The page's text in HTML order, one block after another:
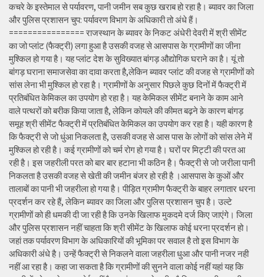
कचरे के इस्तेमाल से पर्यावरण, पानी जमीन सब कुछ खराब हो रहा है। ब्यावर का जिला
और पुलिस प्रशासन चुप: पर्यावरण विभाग के अधिकारी तो अंधे हैं।
================ राजस्थान के ब्यावर के निकट अंधेरी देवरी में श्री सीमेंट
का जो प्लांट (फैक्ट्री) लगा हुआ है उसकी वजह से आसपास के ग्रामीणों का जीना
मुश्किल हो गया है। यह प्लांट देश के सुविख्यात बांगड़ औद्योगिक घराने का है। यूं तो
बांगड़ घराना समाजसेवा का दावा करता है,लेकिन ब्यावर प्लांट की वजह से ग्रामीणों को
सांस लेना भी मुश्किल हो रहा है। ग्रामीणों के अनुसार पिछले कुछ दिनों में फैक्ट्री में
प्रतिबंधित केमिकल का उपयोग हो रहा है। यह केमिकल सीमेंट बनाने के काम आने
वाले पत्थरों को बरीक किया जाता है, लेकिन कोयले की कीमत बढ़ने के कारण बांगड़
समूह श्री सीमेंट फैक्ट्री में प्रतिबंधित केमिकल का उपयोग कर रहा है। यही कारण है
कि फैक्ट्री से जो धुंआ निकलता है, उसकी वजह से आस पास के लोगों को सांस लेने में
मुश्किल हो रही है। कई ग्रामीणों को चर्म रोग हो गया है। घरों पर मिट्टी की परत आ
रही है। इस जहरीली परत को बार बार हटाना भी कठिन है। फैक्ट्री से जो जरीला पानी
निकलता है उसकी वजह से खेती की जमीन बंजर हो रही है ।आसपास के कुओं और
तालाबों का पानी भी जहरीला हो गया है। पीड़ित ग्रामीण फैक्ट्री के बाहर लगातार धरना
प्रदर्शन कर रहे हैं, लेकिन ब्यावर का जिला और पुलिस प्रशासन चुप है। उल्टे
ग्रामीणों को ही धमकी दी जा रही है कि उनके खिलाफ मुकदमे दर्ज किए जाएंगे। जिला
और पुलिस प्रशासन नहीं चाहता कि श्री सीमेंट के खिलाफ कोई धरना प्रदर्शन हो।
जहां तक पर्यावरण विभाग के अधिकारियों की भूमिका पर सवाल है तो इस विभाग के
अधिकारी अंधे है। उन्हें फैक्ट्री से निकलने वाला जहरीला धुआ और पानी नजर नही
नहीं आ रहा है। कहा जा सकता है कि ग्रामीणों की सुनने वाला कोई नहीं यहां यह कि